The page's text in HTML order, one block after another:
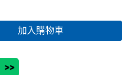
加入購物車
>>